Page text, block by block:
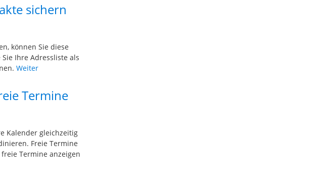
sichern
können Sie diese
Ihre Adressliste als
Weiter
Termine
Kalender gleichzeitig
Freie Termine
Termine anzeigen